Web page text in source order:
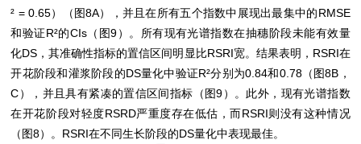
² = 0.65）（图8A），并且在所有五个指数中展现出最集中的RMSE
和验证R²的CIs（图9）。所有现有光谱指数在抽穗阶段未能有效量
化DS，其准确性指标的置信区间明显比RSRI宽。结果表明，RSRI在
开花阶段和灌浆阶段的DS量化中验证R²分别为0.84和0.78（图8B，
C），并且具有紧凑的置信区间指标（图9）。此外，现有光谱指数
在开花阶段对轻度RSRD严重度存在低估，而RSRI则没有这种情况
（图8）。RSRI在不同生长阶段的DS量化中表现最佳。